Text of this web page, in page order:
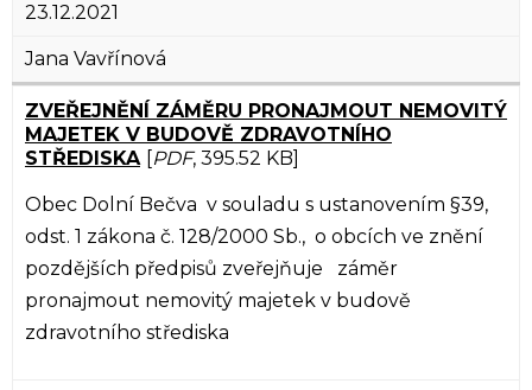
23.12.2021
Jana Vavřínová
ZVEŘEJNĚNÍ ZÁMĚRU PRONAJMOUT NEMOVITÝ
MAJETEK V BUDOVĚ ZDRAVOTNÍHO
STŘEDISKA
PDF, 395.52 KB]
Obec Dolní Bečva v souladu s ustanovením §39,
odst. 1 zákona č. 128/2000 Sb., o obcích ve znění
pozdějších předpisů zveřejňuje záměr
pronajmout nemovitý majetek v budově
zdravotního střediska